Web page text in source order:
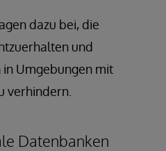
dazu bei, die
und
Umgebungen mit
verhindern.
Datenbanken